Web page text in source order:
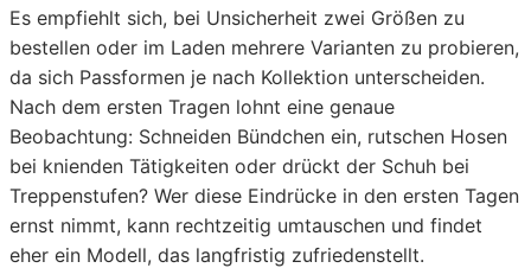
Es empfiehlt sich, bei Unsicherheit zwei Größen zu
bestellen oder im Laden mehrere Varianten zu probieren,
da sich Passformen je nach Kollektion unterscheiden.
Nach dem ersten Tragen lohnt eine genaue
Beobachtung: Schneiden Bündchen ein, rutschen Hosen
bei knienden Tätigkeiten oder drückt der Schuh bei
Treppenstufen? Wer diese Eindrücke in den ersten Tagen
ernst nimmt, kann rechtzeitig umtauschen und findet
eher ein Modell, das langfristig zufriedenstellt.